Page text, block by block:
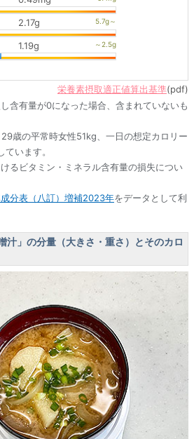
2.17g
1.19g
栄養素摂取適正値算出基準(pdf)
含有量が0になった場合、含まれていないも
歳の平常時女性51kg、一日の想定カロリー
います。
るビタミン・ミネラル含有量の損失につい
分表（八訂）増補2023年をデータとして利
汁」の分量（大きさ・重さ）とそのカロ